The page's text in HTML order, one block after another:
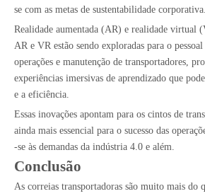
se com as metas de sustentabilidade corporativa.
Realidade aumentada (AR) e realidade virtual
AR e VR estão sendo exploradas para o
operações e manutenção de transportadores,
experiências imersivas de aprendizado que
e a eficiência.
Essas inovações apontam para os cintos de
ainda mais essencial para o sucesso das
-se às demandas da indústria 4.0 e além.
Conclusão
As correias transportadoras são muito mais do